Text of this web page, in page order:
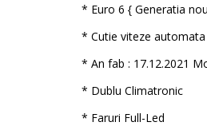
* Euro 6 { Generatia
* Cutie viteze
* An fab : 17.12.2021
* Dublu Climatronic
* Faruri Full-Led